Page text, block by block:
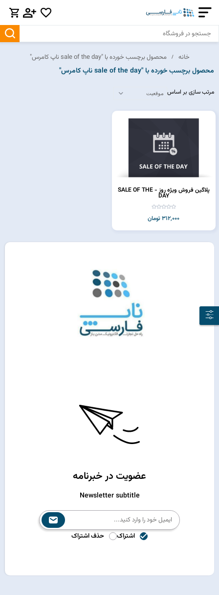
خانه محصول برچسب خورده با "sale of the day ناپ کامرس"
محصول برچسب خورده با "sale of the day ناپ کامرس"
مرتب سازی بر اساس
پلاگین فروش ویژه روز - SALE OF THE
DAY
312,000 تومان
عضویت در خبرنامه
Newsletter subtitle
اشتراک حذف اشتراک